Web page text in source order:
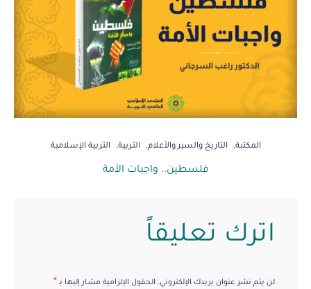
المكتبة التاريخ والسير والأعلام التربية التربية الإسلامية
فلسطين.. واجبات الأمة
اترك تعليقاً
لن يتم نشر عنوان بريدك الإلكتروني. الحقول الإلزامية مشار إليها بـ *